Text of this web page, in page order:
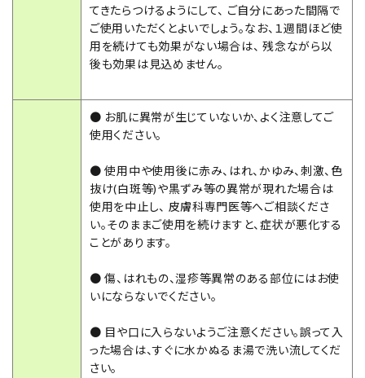
てきたらつけるようにして、 ご自分にあった間隔で
ご使用いただくとよいでしょう。なお、１週間ほど使
用を続けても効果がない場合は、 残念ながら以
後も効果は見込めません。
● お肌に異常が生じていないか、よく注意してご
使用ください。
● 使用中や使用後に赤み、はれ、かゆみ、刺激、色
抜け(白斑等)や黒ずみ等の異常が現れた場合は
使用を中止し、 皮膚科専門医等へご相談くださ
い。そのままご使用を続けますと、症状が悪化する
ことがあります。
● 傷、はれもの、湿疹等異常のある部位にはお使
いにならないでください。
● 目や口に入らないようご注意ください。誤って入
った場合は、すぐに水かぬるま湯で洗い流してくだ
さい。